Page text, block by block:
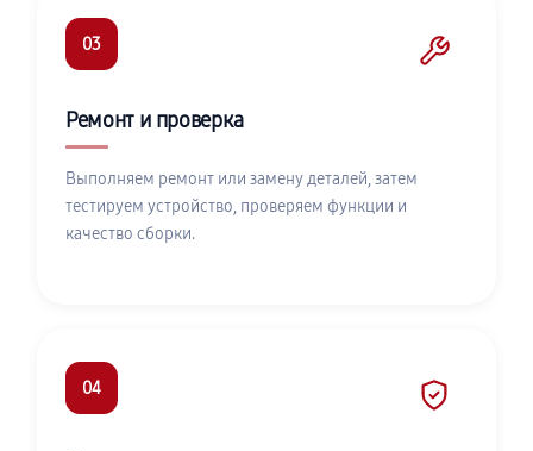
03
Ремонт и проверка
Выполняем ремонт или замену деталей, затем
тестируем устройство, проверяем функции и
качество сборки.
04